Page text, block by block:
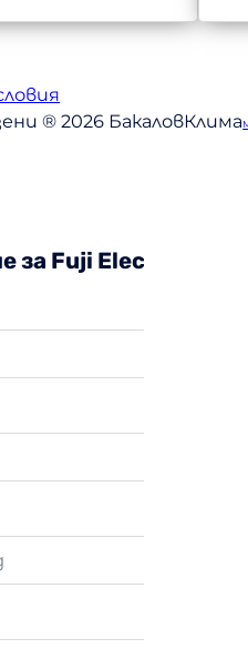
® 2026 БакаловКлима
за Fuji Electric